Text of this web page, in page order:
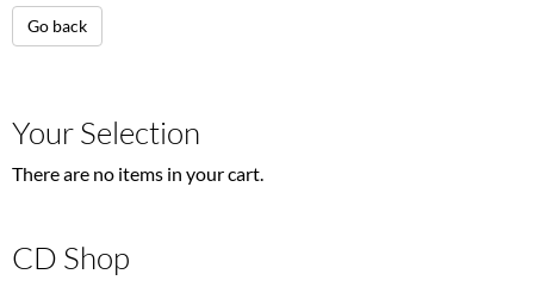
Go back
Your Selection
There are no items in your cart.
CD Shop